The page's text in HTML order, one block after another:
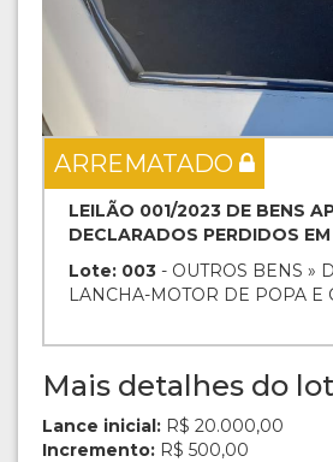
ARREMATADO
LEILÃO 001/2023 DE BENS
DECLARADOS PERDIDOS
Lote: 003 - OUTROS BENS »
LANCHA-MOTOR DE POPA E
Mais detalhes do
Lance inicial: R$ 20.000,00
Incremento: R$ 500,00